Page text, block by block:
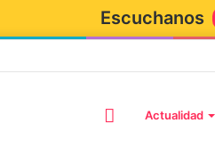
Escuchanos
Actualidad